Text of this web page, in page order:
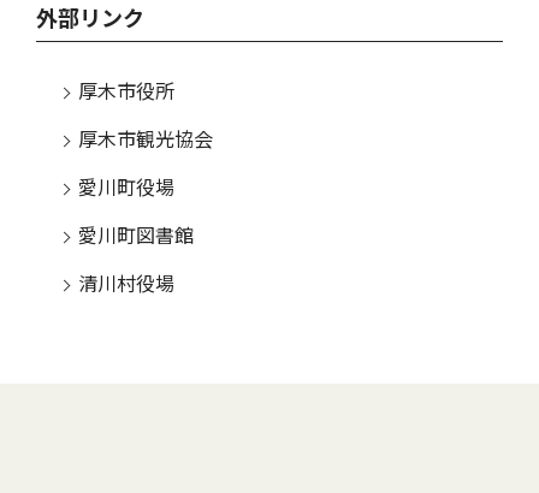
外部リンク
厚木市役所
厚木市観光協会
愛川町役場
愛川町図書館
清川村役場